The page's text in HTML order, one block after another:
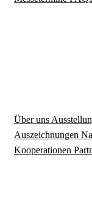
Über uns
Auszeichnungen
Kooperationen